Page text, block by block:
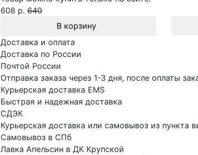
608 р. 640
В корзину
Доставка и оплата
Доставка по России
Почтой России
Отправка заказа через 1-3 дня, после оплаты
Курьерская доставка EMS
Быстрая и надежная доставка
СДЭК
Курьерская доставка или самовывоз из пункта
Самовывоз в СПб
Лавка Апельсин в ДК Крупской